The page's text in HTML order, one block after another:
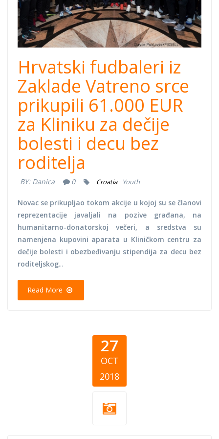
Hrvatski fudbaleri iz
Zaklade Vatreno srce
prikupili 61.000 EUR
za Kliniku za dečije
bolesti i decu bez
roditelja
BY: Danica 0 Croatia Youth
Novac se prikupljao tokom akcije u kojoj su se članovi
reprezentacije javaljali na pozive građana, na
humanitarno-donatorskoj večeri, a sredstva su
namenjena kupovini aparata u Kliničkom centru za
dečije bolesti i obezbeđivanju stipendija za decu bez
roditeljskog...
Read More
27
OCT
2018